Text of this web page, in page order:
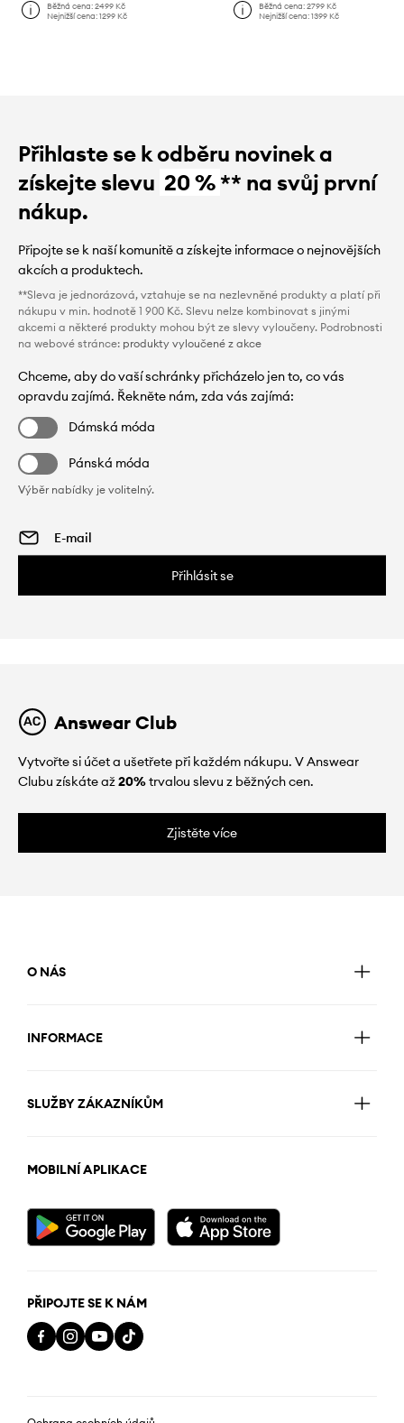
Běžná cena:2499 Kč
Nejnižší cena:1299 Kč
Běžná cena: 2799 Kč
Nejnižší cena: 1399 Kč
Přihlaste se k odběru novinek a
získejte slevu 20 %** na svůj první
nákup.
Připojte se k naší komunitě a získejte informace o nejnovějších
akcích a produktech.
**Sleva je jednorázová, vztahuje se na nezlevněné produkty a platí při
nákupu v min. hodnotě 1 900 Kč. Slevu nelze kombinovat s jinými
akcemi a některé produkty mohou být ze slevy vyloučeny. Podrobnosti
na webové stránce: produkty vyloučené z akce
Chceme, aby do vaší schránky přicházelo jen to, co vás
opravdu zajímá. Řekněte nám, zda vás zajímá:
Dámská móda
Pánská móda
Výběr nabídky je volitelný.
Přihlásit se
Answear Club
Vytvořte si účet a ušetřete při každém nákupu. V Answear
Clubu získáte až20%trvalou slevu z běžných cen.
Zjistěte více
O NÁS
INFORMACE
SLUŽBY ZÁKAZNÍKŮM
MOBILNÍ APLIKACE
PŘIPOJTE SE K NÁM